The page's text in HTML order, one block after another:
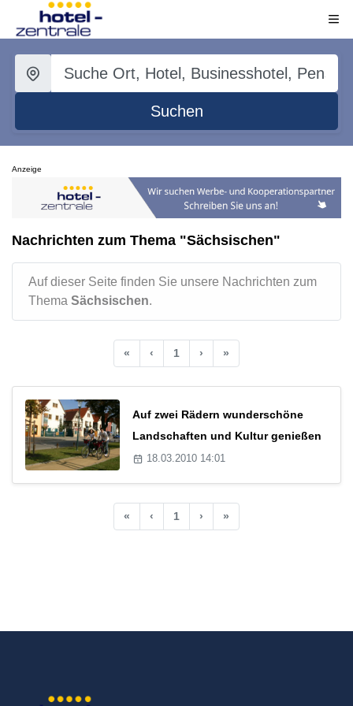
Suchen
Anzeige
Nachrichten zum Thema "Sächsischen"
Auf dieser Seite finden Sie unsere Nachrichten zum
Thema Sächsischen.
« ‹ 1 › »
Auf zwei Rädern wunderschöne
Landschaften und Kultur genießen
18.03.2010 14:01
« ‹ 1 › »